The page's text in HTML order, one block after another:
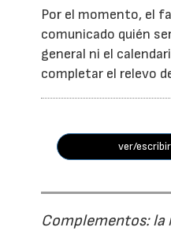
Por el momento, el
comunicado quién
general ni el
completar el relevo
ver/
Complementos: la